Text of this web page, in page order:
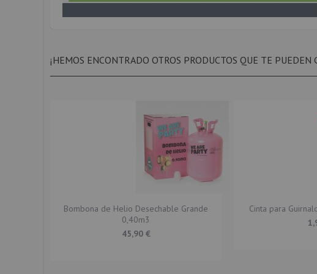
Ignacioel día 16-06-2021
Sistema de inflado muy práctico, con instrucciones claras e indicando capacidad de
¡HEMOS ENCONTRADO OTROS PRODUCTOS QUE TE PUEDEN
Bombona de Helio Desechable Grande
0,40m3
45,90 €
Cinta para